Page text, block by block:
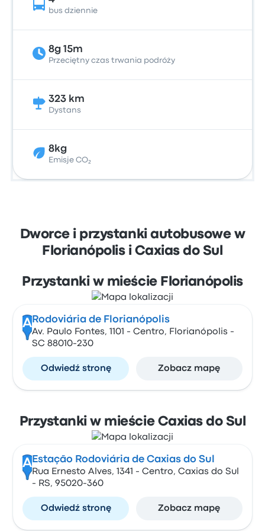
bus dziennie
8g 15m
Przeciętny czas trwania podróży
323 km
Dystans
8kg
Emisje CO₂
Dworce i przystanki autobusowe w
Florianópolis i Caxias do Sul
Przystanki w mieście Florianópolis
A Rodoviária de Florianópolis
Av. Paulo Fontes, 1101 - Centro, Florianópolis -
SC 88010-230
Odwiedź stronę Zobacz mapę
Przystanki w mieście Caxias do Sul
A Estação Rodoviária de Caxias do Sul
Rua Ernesto Alves, 1341 - Centro, Caxias do Sul
- RS, 95020-360
Odwiedź stronę Zobacz mapę